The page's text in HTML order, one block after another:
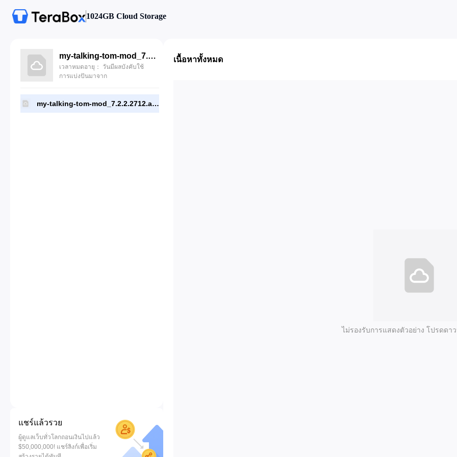
1024GB Cloud Storage
my-talking-tom-mod_7.2.2.2712.apk
เวลาหมดอายุ： วันมีผลบังคับใช้
การแบ่งปันมาจาก
my-talking-tom-mod_7.2.2.2712.apk
แชร์แล้วรวย
ผู้ดูแลเว็บทั่วโลกถอนเงินไปแล้ว
$50,000,000! แชร์ลิงก์เพื่อเริ่ม
เนื้อหาทั้งหมด
ไม่รองรับการแสดงตัวอย่าง โปรดดา